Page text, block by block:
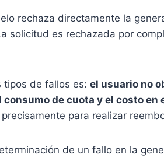
rechaza directamente la
solicitud es rechazada por
tipos de fallos es: el usuario no
de cuota y el costo en
para realizar
de un fallo en la